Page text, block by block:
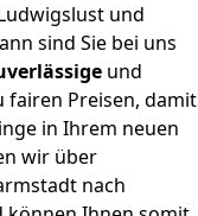
und
sind Sie bei uns
und
fairen Preisen, damit
in Ihrem neuen
wir über
nach